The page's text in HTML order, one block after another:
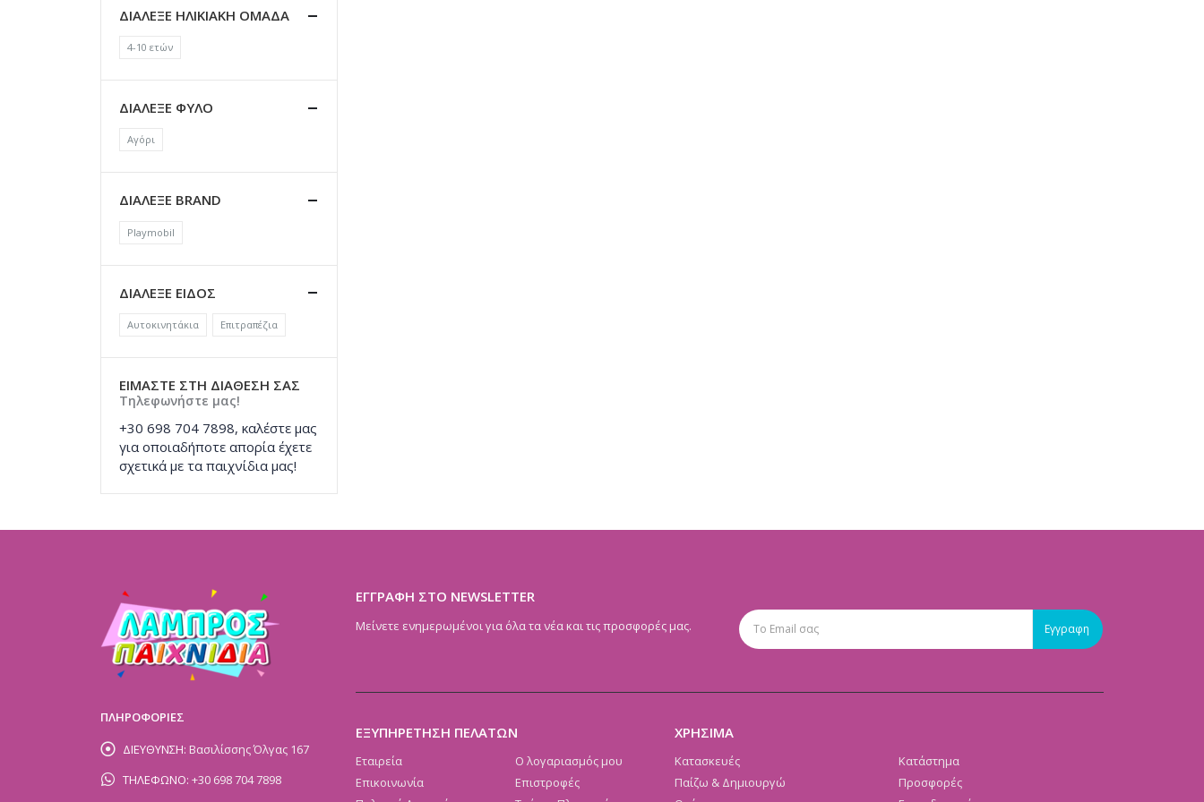
ΔΙΑΛΕΞΕ ΗΛΙΚΙΑΚΗ ΟΜΑΔΑ
4-10 ετών
ΔΙΑΛΕΞΕ ΦΥΛΟ
Αγόρι
ΔΙΑΛΕΞΕ BRAND
Playmobil
ΔΙΑΛΕΞΕ ΕΙΔΟΣ
Αυτοκινητάκια Επιτραπέζια
ΕΙΜΑΣΤΕ ΣΤΗ ΔΙΑΘΕΣΗ ΣΑΣ
Τηλεφωνήστε μας!
+30 698 704 7898, καλέστε μας
για οποιαδήποτε απορία έχετε
σχετικά με τα παιχνίδια μας!
ΠΛΗΡΟΦΟΡΙΕΣ
ΔΙΕΥΘΥΝΣΗ: Βασιλίσσης Όλγας 167
ΤΗΛΕΦΩΝΟ: +30 698 704 7898
ΕΓΓΡΑΦΗ ΣΤΟ NEWSLETTER
Μείνετε ενημερωμένοι για όλα τα νέα και τις προσφορές μας.
ΕΞΥΠΗΡΕΤΗΣΗ ΠΕΛΑΤΩΝ
Εταιρεία
Επικοινωνία
Ο λογαριασμός μου
Επιστροφές
ΧΡΗΣΙΜΑ
Κατασκευές
Παίζω & Δημιουργώ
Κατάστημα
Προσφορές